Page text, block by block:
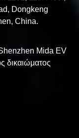
Dongkeng
China.
Mida EV
δικαιώματος